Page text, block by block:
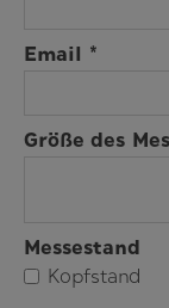
Email *
Größe des
Messestand
Kopfstand